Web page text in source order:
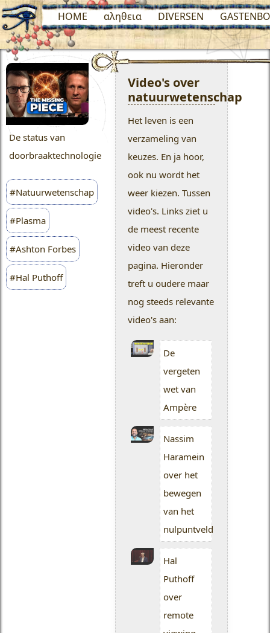
HOME αληθεια DIVERSEN
De status van
doorbraaktechnologie
#Natuurwetenschap
#Plasma
#Ashton Forbes
#Hal Puthoff
Video's over
natuurwetenschap
Het leven is een
verzameling van
keuzes. En ja hoor,
ook nu wordt het
weer kiezen. Tussen
video's. Links ziet u
de meest recente
video van deze
pagina. Hieronder
treft u oudere maar
nog steeds relevante
video's aan:
De
vergeten
wet van
Ampère
Nassim
Haramein
over het
bewegen
van het
nulpuntveld
Hal
Puthoff
over
remote